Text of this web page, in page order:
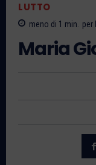
LUTTO
meno di 1 min. per
Maria